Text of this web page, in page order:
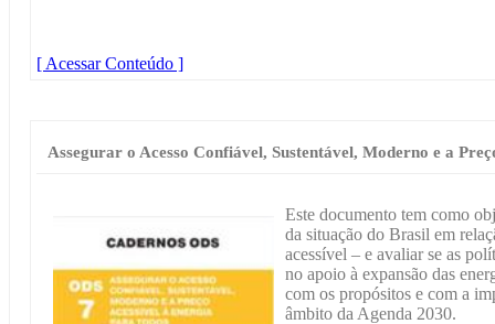
[ Acessar Conteúdo ]
Assegurar o Acesso Confiável, Sustentável, Moderno e a
Este documento tem como
da situação do Brasil em
acessível – e avaliar se as
no apoio à expansão das
com os propósitos e com a
âmbito da Agenda 2030.